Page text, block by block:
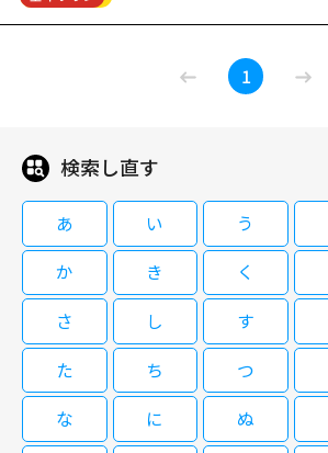
閉じる
最新最強! 歌える
08/20(木)05:00～06:00
閉じる
1
検索し直す
あ い う
か
き く
さ
し す
た
ち つ
な
に ぬ